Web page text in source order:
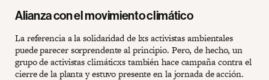
Alianza con el movimiento climático
La referencia a la solidaridad de lxs activistas ambientales
puede parecer sorprendente al principio. Pero, de hecho, un
grupo de activistas climáticxs también hace campaña contra el
cierre de la planta y estuvo presente en la jornada de acción.